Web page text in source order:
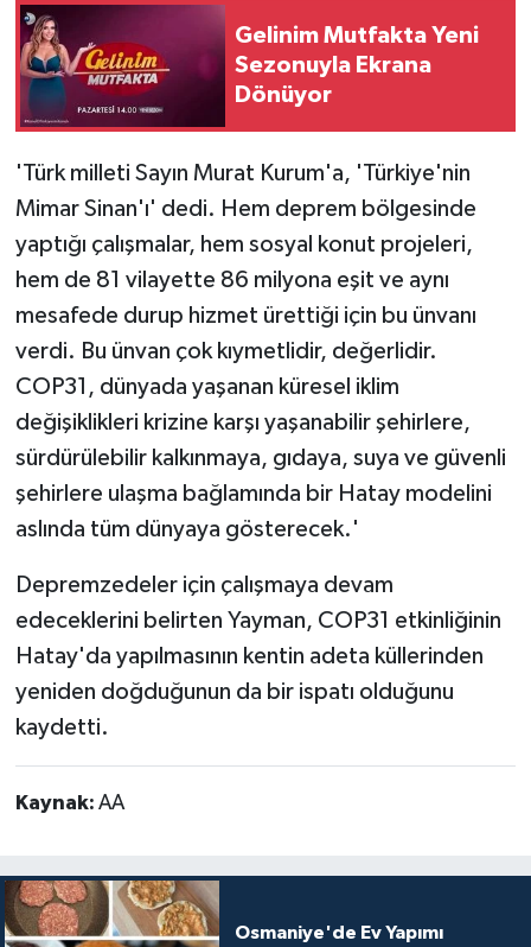
Gelinim Mutfakta Yeni
Sezonuyla Ekrana
Dönüyor
'Türk milleti Sayın Murat Kurum'a, 'Türkiye'nin
Mimar Sinan'ı' dedi. Hem deprem bölgesinde
yaptığı çalışmalar, hem sosyal konut projeleri,
hem de 81 vilayette 86 milyona eşit ve aynı
mesafede durup hizmet ürettiği için bu ünvanı
verdi. Bu ünvan çok kıymetlidir, değerlidir.
COP31, dünyada yaşanan küresel iklim
değişiklikleri krizine karşı yaşanabilir şehirlere,
sürdürülebilir kalkınmaya, gıdaya, suya ve güvenli
şehirlere ulaşma bağlamında bir Hatay modelini
aslında tüm dünyaya gösterecek.'
Depremzedeler için çalışmaya devam
edeceklerini belirten Yayman, COP31 etkinliğinin
Hatay'da yapılmasının kentin adeta küllerinden
yeniden doğduğunun da bir ispatı olduğunu
kaydetti.
Kaynak: AA
Osmaniye'de Ev Yapımı